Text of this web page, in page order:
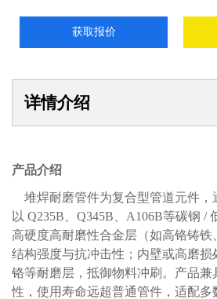
获取报价
详情介绍
产品介绍
堆焊耐磨管件为复合型管道元件，
以 Q235B、Q345B、A106B等碳钢 /
高硬度高耐磨性合金层（如高铬铸
结构强度与抗冲击性；内壁或高磨
铬等耐磨层，抵御物料冲刷。产品兼
性，使用寿命远超普通管件，适配